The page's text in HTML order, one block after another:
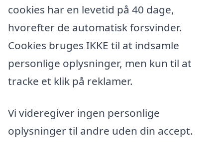
cookies har en levetid på 40 dage,
hvorefter de automatisk forsvinder.
Cookies bruges IKKE til at indsamle
personlige oplysninger, men kun til at
tracke et klik på reklamer.
Vi videregiver ingen personlige
oplysninger til andre uden din accept.